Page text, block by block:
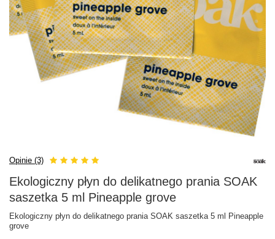
Opinie (3)
Ekologiczny płyn do delikatnego prania SOAK
saszetka 5 ml Pineapple grove
Ekologiczny płyn do delikatnego prania SOAK saszetka 5 ml Pineapple
grove